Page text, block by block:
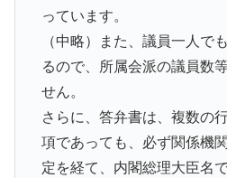
っています。
（中略）また、議員一人で
るので、所属会派の議員数
せん。
さらに、答弁書は、複数の
項であっても、必ず関係機
定を経て、内閣総理大臣名